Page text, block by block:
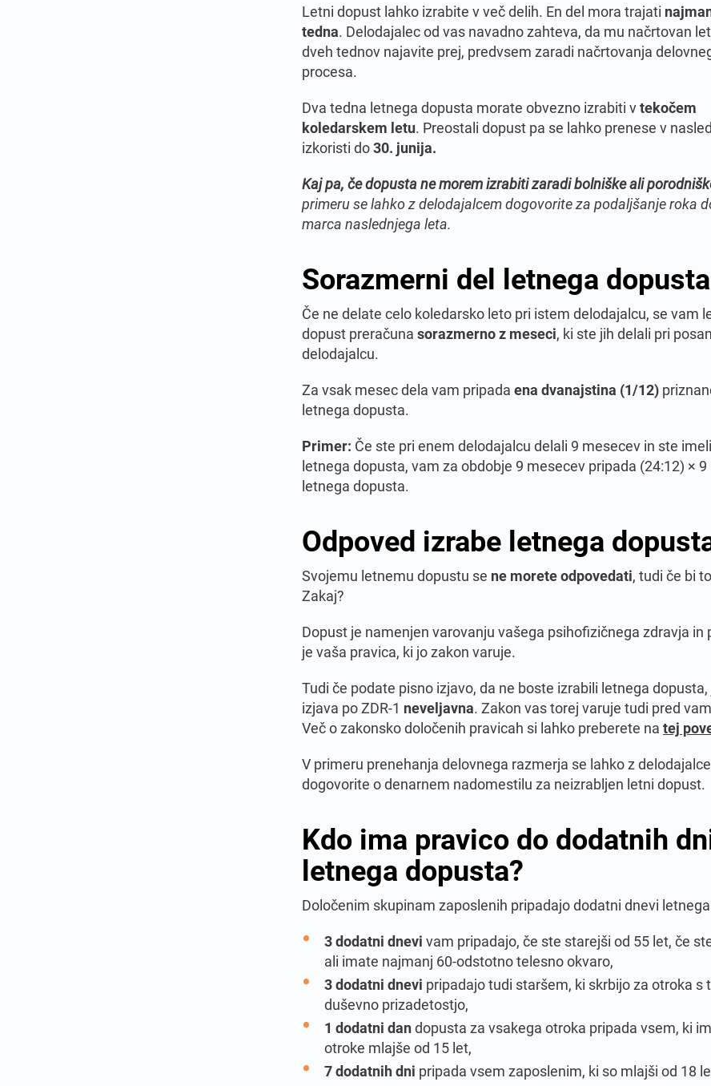
Letni dopust lahko izrabite v več delih. En del mora trajati
tedna. Delodajalec od vas navadno zahteva, da mu načrtovan
dveh tednov najavite prej, predvsem zaradi načrtovanja
procesa.
Dva tedna letnega dopusta morate obvezno izrabiti vtekočem
koledarskem letu. Preostali dopust pa se lahko prenese v
izkoristi do30. junija.
Kaj pa, če dopusta ne morem izrabiti zaradi bolniške ali
primeru se lahko z delodajalcem dogovorite za podaljšanje roka
marca naslednjega leta.
Sorazmerni del letnega dopusta
Če ne delate celo koledarsko leto pri istem delodajalcu, se vam
dopust preračuna sorazmerno z meseci, ki ste jih delali pri
delodajalcu.
Za vsak mesec dela vam pripada ena dvanajstina (1/12)
letnega dopusta.
Primer: Če ste pri enem delodajalcu delali 9 mesecev in ste
letnega dopusta, vam za obdobje 9 mesecev pripada (24:12) × 9
letnega dopusta.
Odpoved izrabe letnega
Svojemu letnemu dopustu se ne morete odpovedati, tudi če bi
Zakaj?
Dopust je namenjen varovanju vašega psihofizičnega zdravja in
je vaša pravica, ki jo zakon varuje.
Tudi če podate pisno izjavo, da ne boste izrabili letnega
izjava po ZDR-1 neveljavna. Zakon vas torej varuje tudi pred
Več o zakonsko določenih pravicah si lahko preberete na tej
V primeru prenehanja delovnega razmerja se lahko z
dogovorite o denarnem nadomestilu za neizrabljen letni dopust.
Kdo ima pravico do dodatnih
letnega dopusta?
Določenim skupinam zaposlenih pripadajo dodatni dnevi
3 dodatni dnevi vam pripadajo, če ste starejši od 55 let, če
ali imate najmanj 60-odstotno telesno okvaro,
3 dodatni dnevi pripadajo tudi staršem, ki skrbijo za otroka s
duševno prizadetostjo,
1 dodatni dandopusta za vsakega otroka pripada vsem, ki
otroke mlajše od 15 let,
7 dodatnih dni pripada vsem zaposlenim, ki so mlajši od 18